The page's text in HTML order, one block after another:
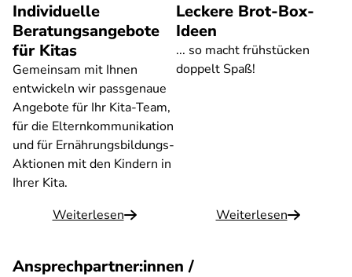
Individuelle
Beratungsangebote
für Kitas
Gemeinsam mit Ihnen
entwickeln wir passgenaue
Angebote für Ihr Kita-Team,
für die Elternkommunikation
und für Ernährungsbildungs-
Aktionen mit den Kindern in
Ihrer Kita.
Weiterlesen
Leckere Brot-Box-
Ideen
... so macht frühstücken
doppelt Spaß!
Weiterlesen
Ansprechpartner:innen /